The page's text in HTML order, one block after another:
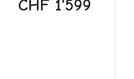
CHF 1'599